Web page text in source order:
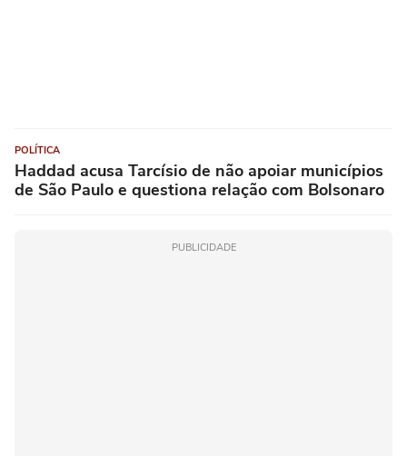
POLÍTICA
Haddad acusa Tarcísio de não apoiar municípios
de São Paulo e questiona relação com Bolsonaro
PUBLICIDADE